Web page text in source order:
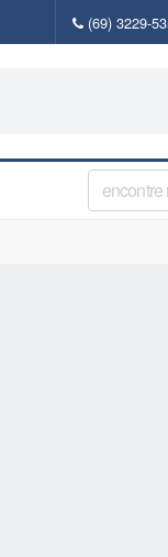
(69) 3229-